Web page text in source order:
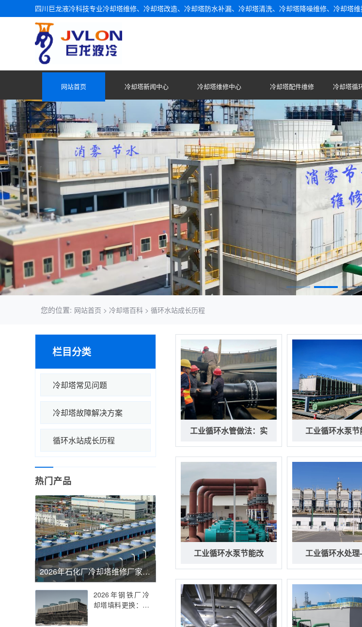
四川巨龙液冷科技专业冷却塔维修、冷却塔改造、冷却塔防水补漏、冷却塔清洗、冷却塔降噪维修、冷却塔维
网站首页 冷却塔新闻中心 冷却塔维修中心 冷却塔配件维修 冷却塔循
您的位置: 网站首页 > 冷却塔百科 > 循环水站成长历程
栏目分类
冷却塔常见问题
冷却塔故障解决方案
循环水站成长历程
热门产品
2026年石化厂冷却塔维修厂家推荐与维修技术深度解析
2026年钢铁厂冷
却塔填料更换：专
工业循环水管做法：实 工业循环水泵节
工业循环水泵节能改 工业循环水处